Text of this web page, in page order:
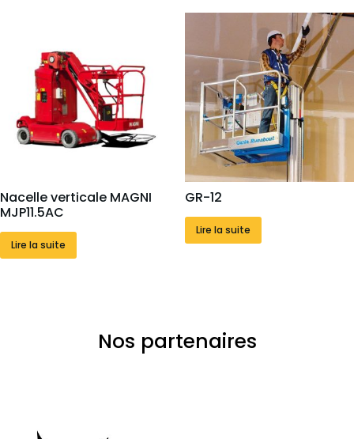
Nacelle verticale MAGNI
MJP11.5AC
Lire la suite
GR-12
Lire la suite
Nos partenaires